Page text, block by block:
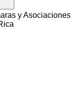
y Asociaciones